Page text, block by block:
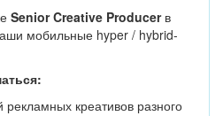
Senior Creative Producerв
мобильные hyper / hybrid-
рекламных креативов разного